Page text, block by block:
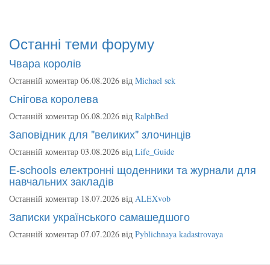
Останні теми форуму
Чвара королів
Останній коментар 06.08.2026 від Michael sek
Снігова королева
Останній коментар 06.08.2026 від RalphBed
Заповідник для "великих" злочинців
Останній коментар 03.08.2026 від Life_Guide
E-schools електронні щоденники та журнали для
навчальних закладів
Останній коментар 18.07.2026 від ALEXvob
Записки українського самашедшого
Останній коментар 07.07.2026 від Pyblichnaya kadastrovaya